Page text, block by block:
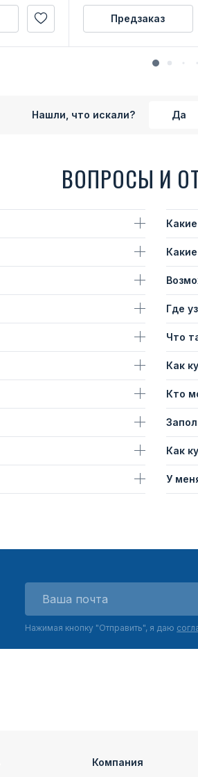
Предзаказ
Нашли, что искали? Да
ВОПРОСЫ И
Где
Что
Как
Кто
Как
У
Нажимая кнопку "Отправить", я даю
Компания